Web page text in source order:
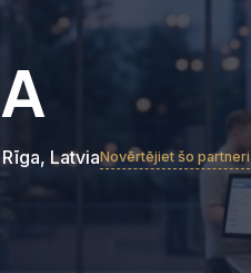
LatviaNovērtējiet šo partneri